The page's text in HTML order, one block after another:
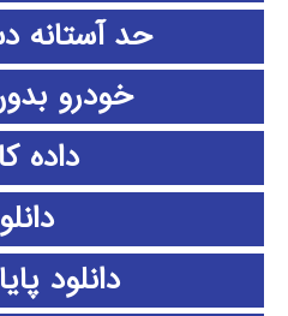
حد آستانه
خودرو
داده
دانلود